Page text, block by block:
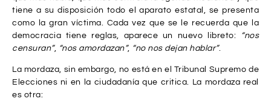
democracia sin
mordazas
tiene a su disposición todo el aparato estatal, se presenta
como la gran víctima. Cada vez que se le recuerda que la
democracia tiene reglas, aparece un nuevo libreto:
“nos
censuran”, “nos amordazan”, “no nos dejan hablar”.
La mordaza, sin embargo, no está en el Tribunal Supremo de
Elecciones ni en la ciudadanía que critica. La mordaza real
es otra: